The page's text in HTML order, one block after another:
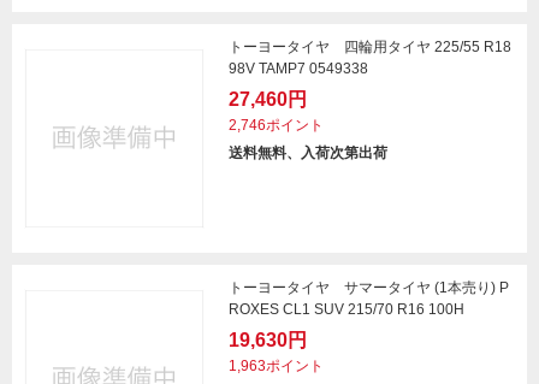
トーヨータイヤ 四輪用タイヤ 225/55 R18
98V TAMP7 0549338
27,460円
2,746ポイント
送料無料、入荷次第出荷
トーヨータイヤ サマータイヤ (1本売り) P
ROXES CL1 SUV 215/70 R16 100H
19,630円
1,963ポイント